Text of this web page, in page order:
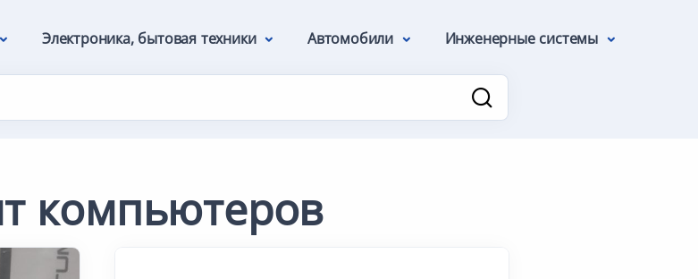
Электроника, бытовая техники Автомобили Инженерные системы
компьютеров